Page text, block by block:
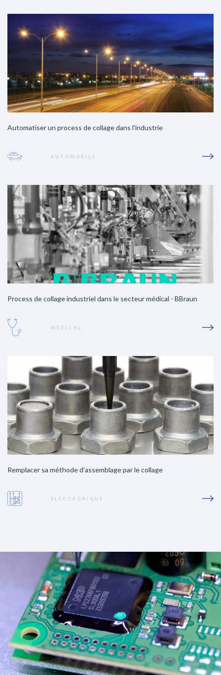
Automatiser un process de collage dans l'industrie
AUTOMOBILE
Process de collage industriel dans le secteur médical - BBraun
MÉDICAL
Remplacer sa méthode d’assemblage par le collage
ELECTRONIQUE